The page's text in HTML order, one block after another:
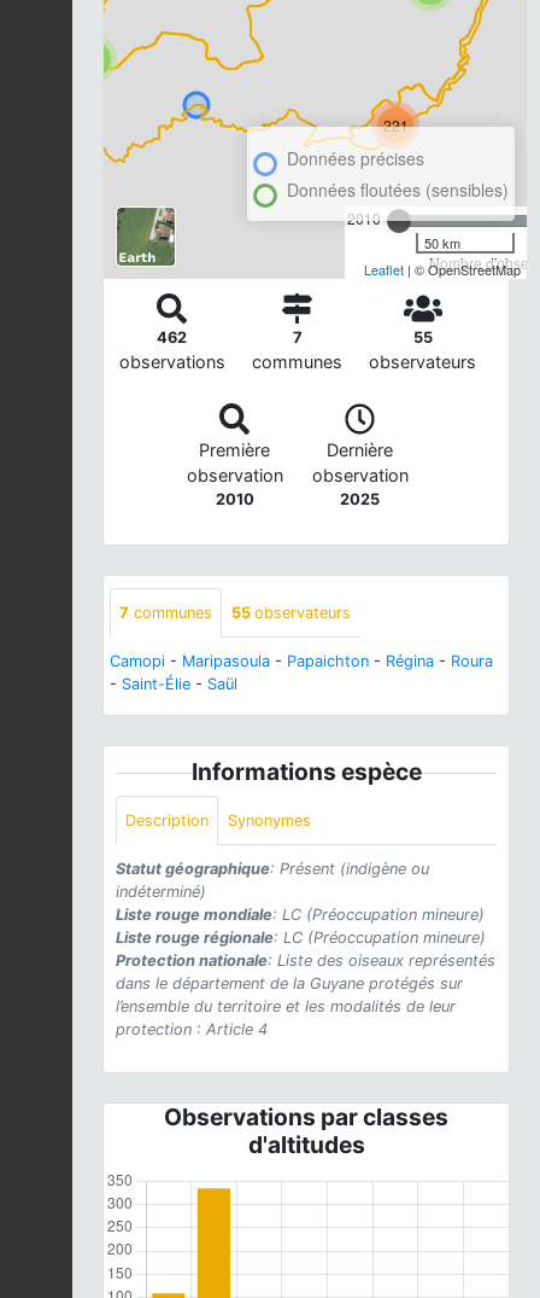
221
2010
Nombre
Données précises
Données floutées (sensibles)
50 km
Leaflet | © OpenStreetMap
462
observations
7
communes
55
observateurs
Première
observation
2010
Dernière
observation
2025
7 communes 55 observateurs
Camopi - Maripasoula - Papaichton - Régina - Roura
- Saint-Élie - Saül
Informations espèce
Description Synonymes
Statut géographique: Présent (indigène ou
indéterminé)
Liste rouge mondiale: LC (Préoccupation mineure)
Liste rouge régionale: LC (Préoccupation mineure)
Protection nationale: Liste des oiseaux représentés
dans le département de la Guyane protégés sur
l’ensemble du territoire et les modalités de leur
protection : Article 4
Observations par classes
d'altitudes